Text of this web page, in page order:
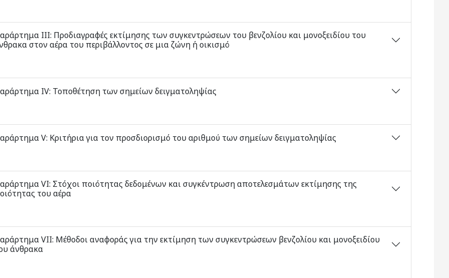
ΙΙΙ: Προδιαγραφές εκτίμησης των συγκεντρώσεων του βενζολίου και μονοξειδίου του
στον αέρα του περιβάλλοντος σε μια ζώνη ή οικισμό
ΙV: Τοποθέτηση των σημείων δειγματοληψίας
V: Κριτήρια για τον προσδιορισμό του αριθμού των σημείων δειγματοληψίας
VΙ: Στόχοι ποιότητας δεδομένων και συγκέντρωση αποτελεσμάτων εκτίμησης της
του αέρα
VΙΙ: Μέθοδοι αναφοράς για την εκτίμηση των συγκεντρώσεων βενζολίου και μονοξειδίου
άνθρακα